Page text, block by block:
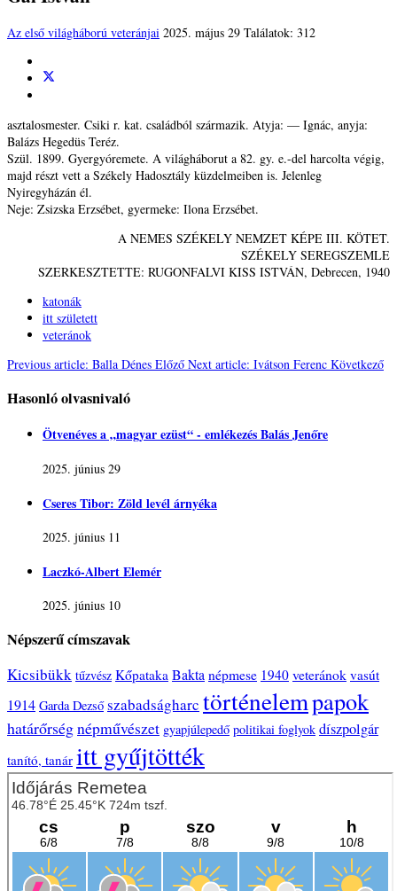
Az első világháború veteránjai 2025. május 29 Találatok: 312
asztalosmester. Csiki r. kat. családból származik. Atyja: — Ignác, anyja:
Balázs Hegedüs Teréz.
Szül. 1899. Gyergyóremete. A világháborut a 82. gy. e.-del harcolta végig,
majd részt vett a Székely Hadosztály küzdelmeiben is. Jelenleg
Nyiregyházán él.
Neje: Zsizska Erzsébet, gyermeke: Ilona Erzsébet.
A NEMES SZÉKELY NEMZET KÉPE III. KÖTET.
SZÉKELY SEREGSZEMLE
SZERKESZTETTE: RUGONFALVI KISS ISTVÁN, Debrecen, 1940
katonák
itt született
veteránok
Previous article: Balla Dénes Előző Next article: Ivátson Ferenc Következő
Hasonló olvasnivaló
Ötvenéves a „magyar ezüst“ - emlékezés Balás Jenőre
2025. június 29
Cseres Tibor: Zöld levél árnyéka
2025. június 11
Laczkó-Albert Elemér
2025. június 10
Népszerű címszavak
Kicsibükk tűzvész Kőpataka Bakta népmese 1940 veteránok vasút
1914 Garda Dezső szabadságharc történelempapok
határőrségnépművészet gyapjúlepedő politikai foglyok díszpolgár
tanító, tanár itt gyűjtötték